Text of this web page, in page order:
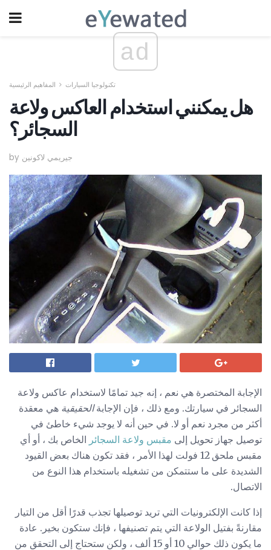
ad
تكنولوجيا السيارات المفاهيم الرئيسية
هل يمكنني استخدام العاكس ولاعة
السجائر؟
by جيريمي لاكونين
الإجابة المختصرة هي نعم ، إنه جيد تمامًا لاستخدام عاكس ولاعة
السجائر في سيارتك. ومع ذلك ، فإن الإجابةالحقيقية هي معقدة
أكثر من مجرد نعم أو لا. في حين أنه لا يوجد شيء خاطئ في
توصيل جهاز تحويل إلى مقبس ولاعة السجائر الخاص بك ، أو أي
مقبس ملحق 12 فولت لهذا الأمر ، فقد تكون هناك بعض القيود
الشديدة على ما ستتمكن من تشغيله باستخدام هذا النوع من
الاتصال.
إذا كانت الإلكترونيات التي تريد توصيلها تجذب قدرًا أقل من التيار
مقارنةً بفتيل الولاعة التي يتم تصنيفها ، فإنك ستكون بخير. عادة
ما يكون ذلك حوالي 10 أو 15 ألف ، ولكن ستحتاج إلى التحقق من